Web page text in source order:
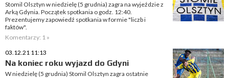
Stomil Olsztyn w niedzielę (5 grudnia) zagra na wyjeździe z
Arką Gdynia. Początek spotkania o godz. 12:40.
Prezentujemy zapowiedź spotkania w formie "liczb i
faktów".
Komentarzy: 1 »
03.12.21 11:13
Na koniec roku wyjazd do Gdyni
W niedzielę (5 grudnia) Stomil Olsztyn zagra ostatnie